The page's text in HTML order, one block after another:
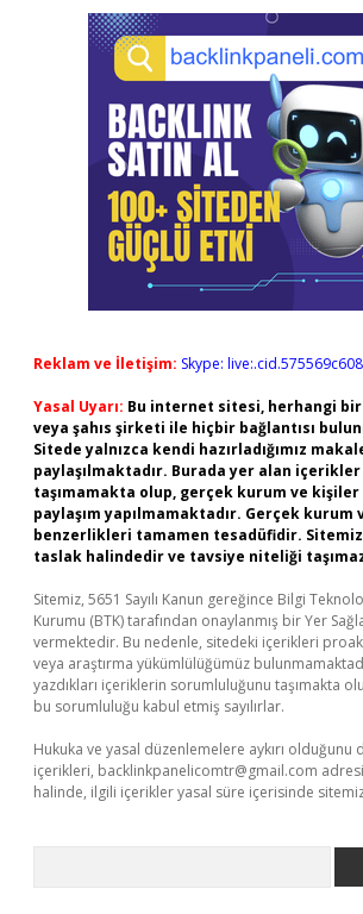
Reklam ve İletişim: Skype:
Yasal Uyarı: Bu internet sitesi, herhangi
veya şahıs şirketi ile hiçbir bağlantısı
Sitede yalnızca kendi hazırladığımız
paylaşılmaktadır. Burada yer alan
taşımamakta olup, gerçek kurum ve kişiler
paylaşım yapılmamaktadır. Gerçek
benzerlikleri tamamen tesadüfidir.
taslak halindedir ve tavsiye niteliği
Sitemiz, 5651 Sayılı Kanun gereğince Bilgi
Kurumu (BTK) tarafından onaylanmış bir Yer
vermektedir. Bu nedenle, sitedeki içerikleri
veya araştırma yükümlülüğümüz
yazdıkları içeriklerin sorumluluğunu taşımakta
bu sorumluluğu kabul etmiş sayılırlar.
Hukuka ve yasal düzenlemelere aykırı olduğunu
içerikleri, backlinkpanelicomtr@gmail.com
halinde, ilgili içerikler yasal süre içerisinde